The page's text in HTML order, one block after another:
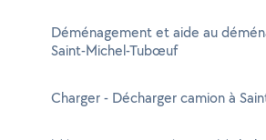
Déménagement et aide au
Saint-Michel-Tubœuf
Charger - Décharger camion à